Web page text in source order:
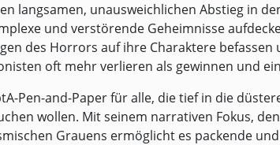
langsamen, unausweichlichen Abstieg in
und verstörende Geheimnisse
des Horrors auf ihre Charaktere befassen
oft mehr verlieren als gewinnen und
Pen-and-Paper für alle, die tief in die
wollen. Mit seinem narrativen Fokus,
Grauens ermöglicht es packende